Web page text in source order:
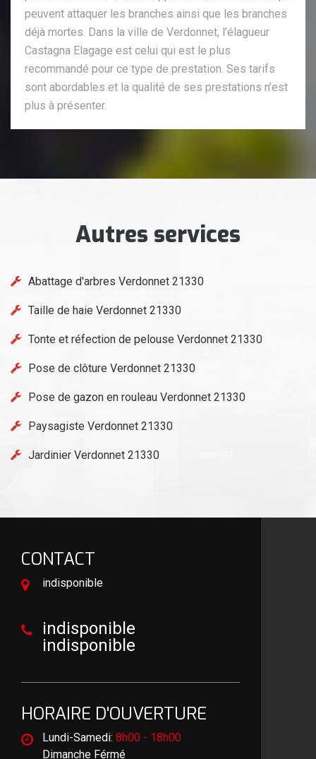
peuvent attaquer les branches ainsi que les branches
déjà mortes. Dans la ville de Verdonnet, l’élagueur
Castagna Elagage est celui qui est le plus
recommandé pour ce type de prestation. Ses tarifs
sont abordables et la qualité de ses prestations n’est
plus à présenter.
Autres services
Abattage d'arbres Verdonnet 21330
Taille de haie Verdonnet 21330
Tonte et réfection de pelouse Verdonnet 21330
Pose de clôture Verdonnet 21330
Pose de gazon en rouleau Verdonnet 21330
Paysagiste Verdonnet 21330
Jardinier Verdonnet 21330
CONTACT
indisponible
indisponible
indisponible
HORAIRE D'OUVERTURE
Lundi-Samedi: 8h00 - 18h00
Dimanche Férmé